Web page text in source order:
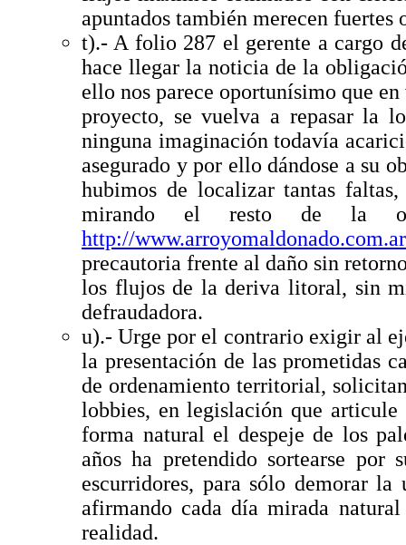
apuntados también merecen fuertes
t).- A folio 287 el gerente a cargo
hace llegar la noticia de la
ello nos parece oportunísimo que
proyecto, se vuelva a repasar la
ninguna imaginación todavía
asegurado y por ello dándose a su
hubimos de localizar tantas faltas,
mirando el resto de la
http://www.arroyomaldonado.com.ar
precautoria frente al daño sin
los flujos de la deriva litoral, sin
defraudadora.
u).- Urge por el contrario exigir al
la presentación de las prometidas
de ordenamiento territorial,
lobbies, en legislación que articule
forma natural el despeje de los
años ha pretendido sortearse por
escurridores, para sólo demorar
afirmando cada día mirada
realidad.